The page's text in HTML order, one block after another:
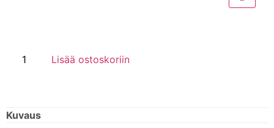
Lisää ostoskoriin
Kuvaus